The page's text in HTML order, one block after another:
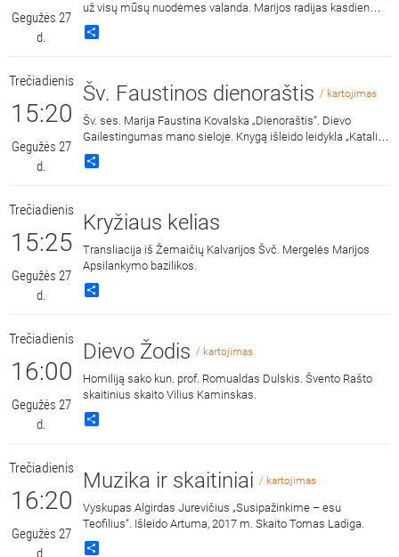
Gegužės 27
d.
už visų mūsų nuodėmes valanda. Marijos radijas kasdien
15:00 ir 3:00 kviečia melstis drauge kalbant Dievo
Gailestingumo vainikėlį ir litaniją bei pasiklausyti ištraukų iš
gerbiamas Gailestingojo Jėzaus paveikslas, nutapytas pagal
šv. Faustinos regėjimus.
Trečiadienis
15:20
Gegužės 27
d.
Šv. Faustinos dienoraštis / kartojimas
Šv. ses. Marija Faustina Kovalska „Dienoraštis“. Dievo
Gailestingumas mano sieloje. Knygą išleido leidykla „Katalikų
pasaulio leidiniai“, 2014 m.
Trečiadienis
15:25
Gegužės 27
d.
Kryžiaus kelias
Transliacija iš Žemaičių Kalvarijos Švč. Mergelės Marijos
Apsilankymo bazilikos.
Trečiadienis
16:00
Gegužės 27
d.
Dievo Žodis / kartojimas
Homiliją sako kun. prof. Romualdas Dulskis. Švento Rašto
skaitinius skaito Vilius Kaminskas.
Trečiadienis
16:20
Gegužės 27
d.
Muzika ir skaitiniai / kartojimas
Vyskupas Algirdas Jurevičius „Susipažinkime – esu
Teofilius“. Išleido Artuma, 2017 m. Skaito Tomas Ladiga.